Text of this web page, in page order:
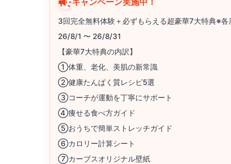
3回完全無料体験＋必ずもらえる超豪華7大特典※
26/8/1 〜 26/8/31
【豪華7大特典の内訳】
①体重、老化、美肌の新常識
②健康たんぱく質レシピ5選
③コーチが運動を丁寧にサポート
④痩せる食べ方ガイド
⑤おうちで簡単ストレッチガイド
⑥カロリー計算シート
⑦カーブスオリジナル壁紙